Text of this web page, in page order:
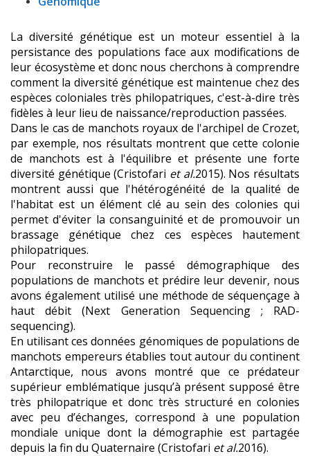
La diversité génétique est un moteur essentiel à la
persistance des populations face aux modifications de
leur écosystème et donc nous cherchons à comprendre
comment la diversité génétique est maintenue chez des
espèces coloniales très philopatriques, c'est-à-dire très
fidèles à leur lieu de naissance/reproduction passées.
Dans le cas de manchots royaux de l'archipel de Crozet,
par exemple, nos résultats montrent que cette colonie
de manchots est à l'équilibre et présente une forte
diversité génétique (Cristofari et al.2015). Nos résultats
montrent aussi que l'hétérogénéité de la qualité de
l'habitat est un élément clé au sein des colonies qui
permet d'éviter la consanguinité et de promouvoir un
brassage génétique chez ces espèces hautement
philopatriques.
Pour reconstruire le passé démographique des
populations de manchots et prédire leur devenir, nous
avons également utilisé une méthode de séquençage à
haut débit (Next Generation Sequencing ; RAD-
sequencing).
En utilisant ces données génomiques de populations de
manchots empereurs établies tout autour du continent
Antarctique, nous avons montré que ce prédateur
supérieur emblématique jusqu’à présent supposé être
très philopatrique et donc très structuré en colonies
avec peu d’échanges, correspond à une population
mondiale unique dont la démographie est partagée
depuis la fin du Quaternaire (Cristofari et al.2016).